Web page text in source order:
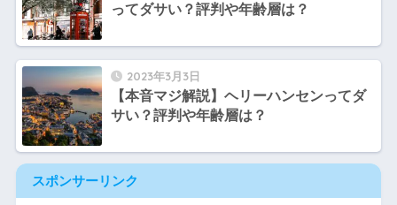
ってダサい？評判や年齢層は？
2023年3月3日
【本音マジ解説】ヘリーハンセンってダ
サい？評判や年齢層は？
スポンサーリンク